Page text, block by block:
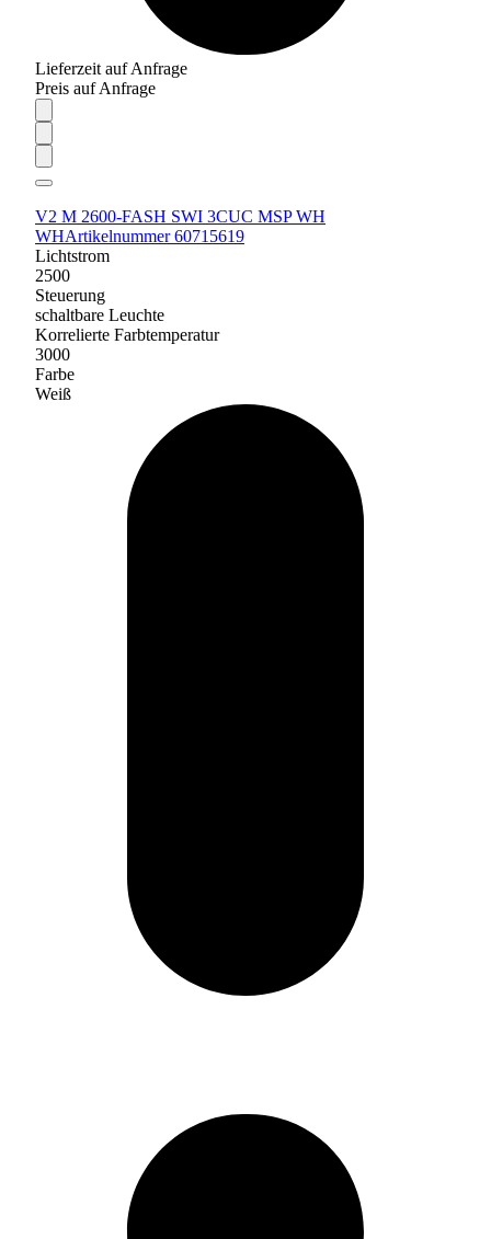
Lieferzeit auf Anfrage
Preis auf Anfrage
V2 M 2600-FASH SWI 3CUC MSP WH
WHArtikelnummer 60715619
Lichtstrom
2500
Steuerung
schaltbare Leuchte
Korrelierte Farbtemperatur
3000
Farbe
Weiß